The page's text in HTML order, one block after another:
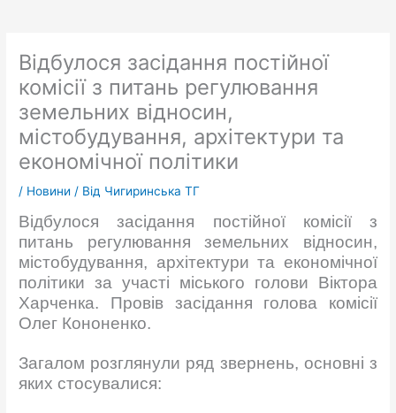
Відбулося засідання постійної
комісії з питань регулювання
земельних відносин,
містобудування, архітектури та
економічної політики
/ Новини / Від Чигиринська ТГ
Відбулося засідання постійної комісії з
питань регулювання земельних відносин,
містобудування, архітектури та економічної
політики за участі міського голови Віктора
Харченка. Провів засідання голова комісії
Олег Кононенко.
Загалом розглянули ряд звернень, основні з
яких стосувалися: